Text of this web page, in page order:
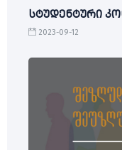
სტუდენტური
2023-09-12